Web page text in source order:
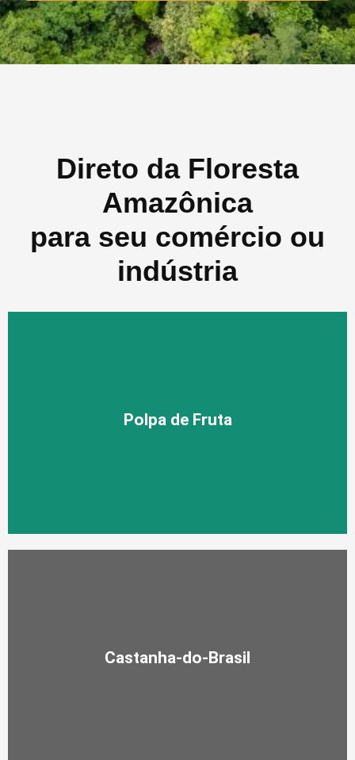
Direto da Floresta
Amazônica
para seu comércio ou
indústria
Polpa de Fruta
Confira!
Castanha-do-Brasil